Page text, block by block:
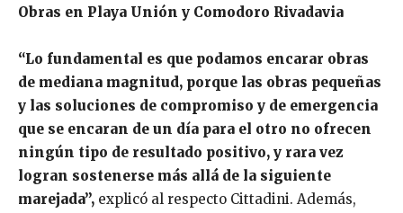
Obras en Playa Unión y Comodoro Rivadavia
“Lo fundamental es que podamos encarar obras
de mediana magnitud, porque las obras pequeñas
y las soluciones de compromiso y de emergencia
que se encaran de un día para el otro no ofrecen
ningún tipo de resultado positivo, y rara vez
logran sostenerse más allá de la siguiente
marejada”, explicó al respecto Cittadini. Además,